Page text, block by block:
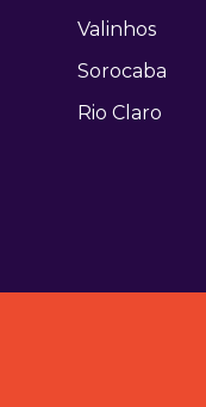
Valinhos
Sorocaba
Rio Claro